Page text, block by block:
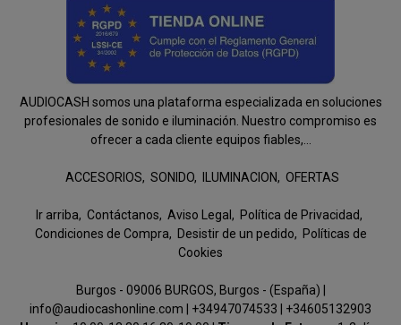
AUDIOCASH somos una plataforma especializada en soluciones
profesionales de sonido e iluminación. Nuestro compromiso es
ofrecer a cada cliente equipos fiables,...
ACCESORIOS SONIDO ILUMINACION OFERTAS
Ir arriba Contáctanos Aviso Legal
Política de Privacidad
Condiciones de Compra
Desistir de un pedido
Políticas de
Cookies
Burgos - 09006 BURGOS, Burgos - (España) |
info@audiocashonline.com | +34947074533
+34605132903